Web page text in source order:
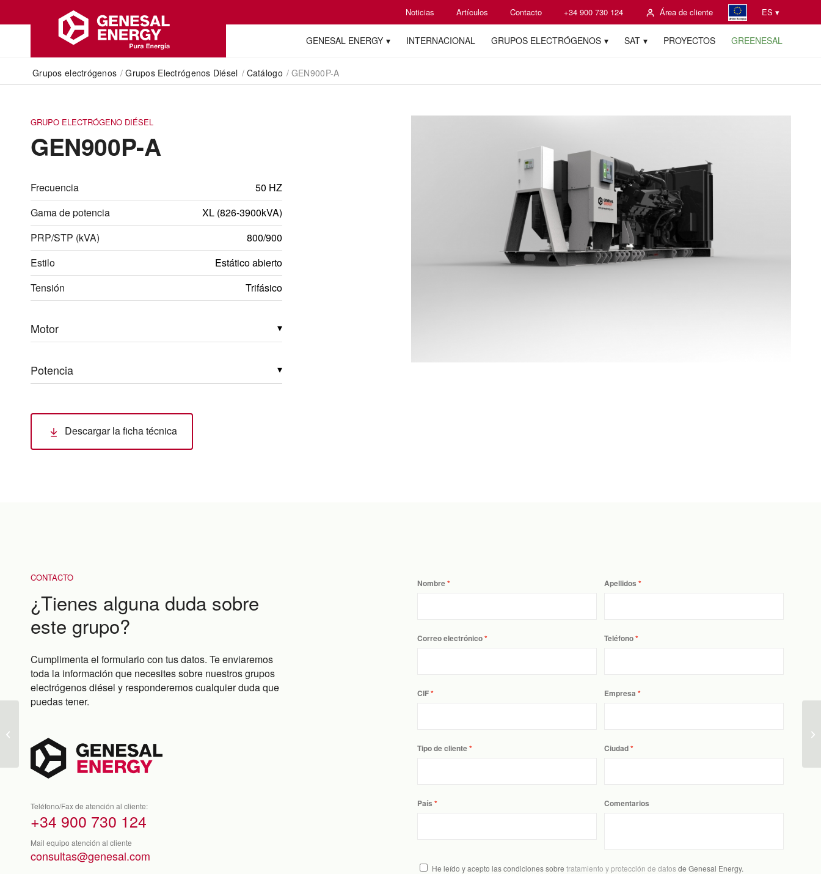
Noticias Artículos Contacto +34 900 730 124 Área de cliente ES ▾
GENESAL ENERGY INTERNACIONAL GRUPOS ELECTRÓGENOS SAT PROYECTOS GREENESAL
Grupos electrógenos / Grupos Electrógenos Diésel / Catálogo / GEN900P-A
GRUPO ELECTRÓGENO DIÉSEL
GEN900P-A
Frecuencia
50 HZ
Gama de potencia
XL (826-3900kVA)
PRP/STP (kVA)
800/900
Estilo
Estático abierto
Tensión
Trifásico
Motor ▾
Potencia ▾
Descargar la ficha técnica
CONTACTO
¿Tienes alguna duda sobre
este grupo?
Cumplimenta el formulario con tus datos. Te enviaremos
toda la información que necesites sobre nuestros grupos
electrógenos diésel y responderemos cualquier duda que
puedas tener.
Teléfono/Fax de atención al cliente:
+34 900 730 124
Mail equipo atención al cliente
consultas@genesal.com
Nombre Apellidos
Correo electrónico Teléfono
CIF Empresa
Tipo de cliente Ciudad
País Comentarios
He leído y acepto las condiciones sobre tratamiento y protección de datosde Genesal Energy.